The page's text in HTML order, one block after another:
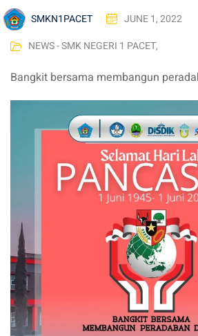
SMKN1PACET
JUNE 1, 2022
NEWS - SMK NEGERI 1 PACET,
Bangkit bersama membangun